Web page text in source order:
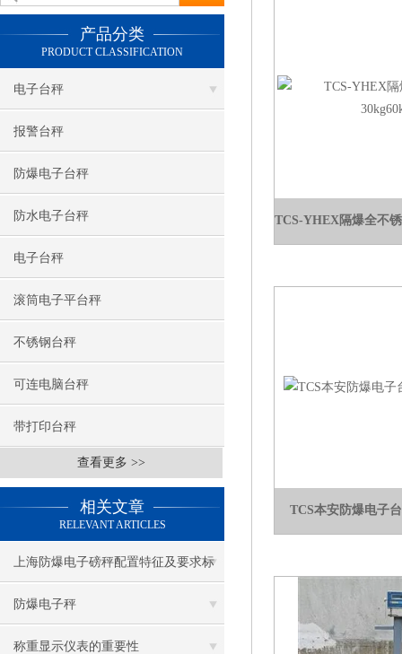
产品分类
PRODUCT CLASSIFICATION
电子台秤
报警台秤
防爆电子台秤
防水电子台秤
电子台秤
滚筒电子平台秤
不锈钢台秤
可连电脑台秤
带打印台秤
查看更多 >>
相关文章
RELEVANT ARTICLES
上海防爆电子磅秤配置特征及要求标
准
防爆电子秤
称重显示仪表的重要性
TCS-YHEX隔爆全不
TCS本安防爆电子